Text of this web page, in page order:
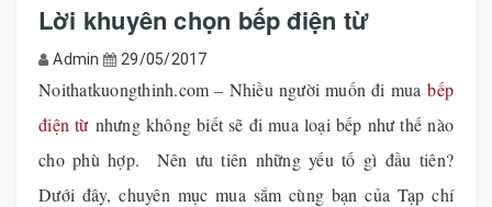
Lời khuyên chọn bếp điện từ
Admin 29/05/2017
Noithatkuongthinh.com – Nhiều người muốn đi muabếp
điện từnhưng không biết sẽ đi mua loại bếp như thế nào
cho phù hợp. Nên ưu tiên những yếu tố gì đầu tiên?
Dưới đây, chuyên mục mua sắm cùng bạn của Tạp chí